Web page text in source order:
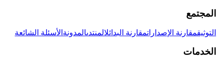
المجتمع
التوثيقمقارنة الإصداراتمقارنة البدائلالمنتدىالمدونة الأسئلة الشائعة
الخدمات